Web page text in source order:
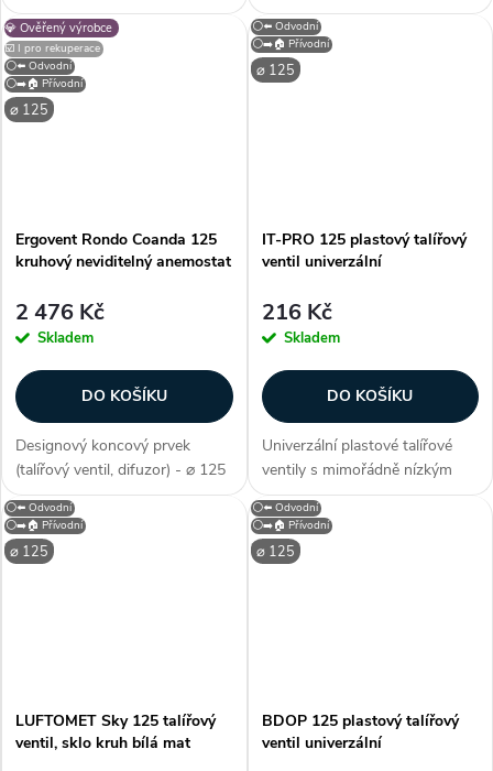
(průměr), barva bílá (jako RAL
9016), univerzální (přívodní i
odvodní), odolný plast , na
stěnu / strop, kruhový,...
(průměr), nerezová ocel
AISI304, univerzální (přívodní i
odvodní), ruční regulace
průtoku, rovný přední kryt,
⌀ 125
💎 Ověřený výrobce
⚪⬅️ Odvodní
⚪➡️🏠 Přívodní
☑️ I pro rekuperace
Ergovent Rondo Coanda 125
kruhový neviditelný anemostat
2 476 Kč
Skladem
DO KOŠÍKU
Designový koncový prvek
(talířový ventil, difuzor) - ⌀ 125
mm, barva bílá, materiál sádra,
tvar kruhový, odvodní / přívodní
- univerzální, regulace průtoku,
prémiové zpracování,...
⌀ 125
⚪⬅️ Odvodní
⚪➡️🏠 Přívodní
IT-PRO 125 plastový talířový
ventil univerzální
216 Kč
Skladem
DO KOŠÍKU
Univerzální plastové talířové
ventily s mimořádně nízkým
hlukem způsobeným
prouděním vzduchu. Vhodné
pro přívod a odvod vzduchu,
mají snadno nastavitelný
⌀ 125
⚪⬅️ Odvodní
⚪➡️🏠 Přívodní
LUFTOMET Sky 125 talířový
ventil, sklo kruh bílá mat
⌀ 125
⚪⬅️ Odvodní
⚪➡️🏠 Přívodní
BDOP 125 plastový talířový
ventil univerzální